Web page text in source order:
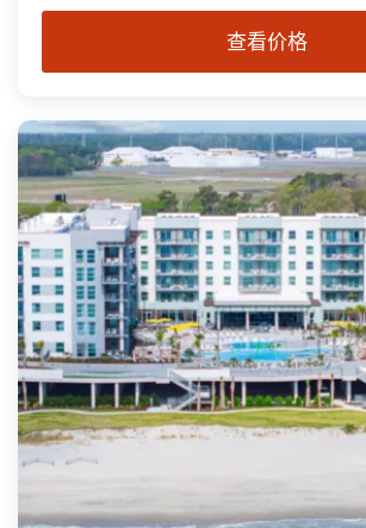
查看价格